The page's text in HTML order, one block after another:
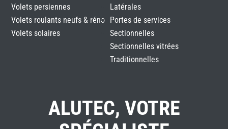
Volets persiennes
Volets roulants neufs & réno
Volets solaires
Latérales
Portes de services
Sectionnelles
Sectionnelles vitrées
Traditionnelles
ALUTEC, VOTRE